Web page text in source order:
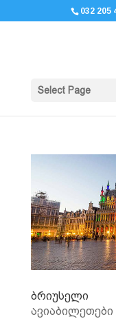
032 205
Select Page
ბრიუსელი